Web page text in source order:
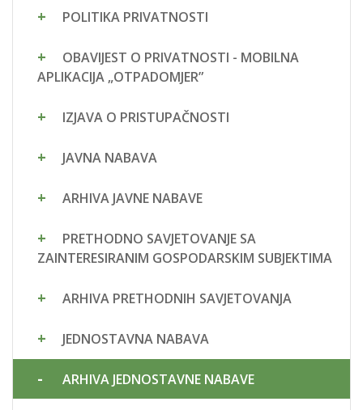
POLITIKA PRIVATNOSTI
OBAVIJEST O PRIVATNOSTI - MOBILNA
APLIKACIJA „OTPADOMJER”
IZJAVA O PRISTUPAČNOSTI
JAVNA NABAVA
ARHIVA JAVNE NABAVE
PRETHODNO SAVJETOVANJE SA
ZAINTERESIRANIM GOSPODARSKIM SUBJEKTIMA
ARHIVA PRETHODNIH SAVJETOVANJA
JEDNOSTAVNA NABAVA
ARHIVA JEDNOSTAVNE NABAVE